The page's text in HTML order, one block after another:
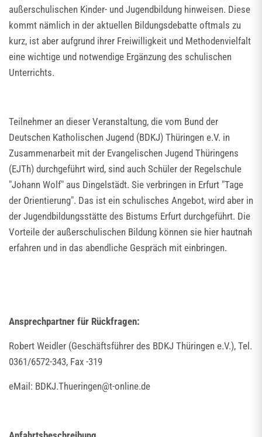
außerschulischen Kinder- und Jugendbildung hinweisen. Diese
kommt nämlich in der aktuellen Bildungsdebatte oftmals zu
kurz, ist aber aufgrund ihrer Freiwilligkeit und Methodenvielfalt
eine wichtige und notwendige Ergänzung des schulischen
Unterrichts.
Teilnehmer an dieser Veranstaltung, die vom Bund der
Deutschen Katholischen Jugend (BDKJ) Thüringen e.V. in
Zusammenarbeit mit der Evangelischen Jugend Thüringens
(EJTh) durchgeführt wird, sind auch Schüler der Regelschule
"Johann Wolf" aus Dingelstädt. Sie verbringen in Erfurt "Tage
der Orientierung". Das ist ein schulisches Angebot, wird aber in
der Jugendbildungsstätte des Bistums Erfurt durchgeführt. Die
Vorteile der außerschulischen Bildung können sie hier hautnah
erfahren und in das abendliche Gespräch mit einbringen.
Ansprechpartner für Rückfragen:
Robert Weidler (Geschäftsführer des BDKJ Thüringen e.V.), Tel.
0361/6572-343, Fax -319
eMail: BDKJ.Thueringen@t-online.de